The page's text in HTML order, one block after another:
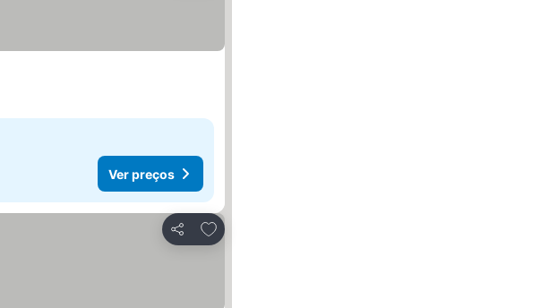
Ver preços
Partilhar
Adicionar aos favoritos